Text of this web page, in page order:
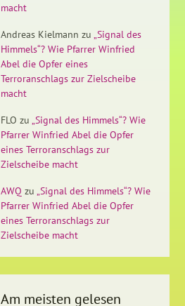
macht
Andreas Kielmann zu „Signal des
Himmels“? Wie Pfarrer Winfried
Abel die Opfer eines
Terroranschlags zur Zielscheibe
macht
FLO zu „Signal des Himmels“? Wie
Pfarrer Winfried Abel die Opfer
eines Terroranschlags zur
Zielscheibe macht
AWQ zu „Signal des Himmels“? Wie
Pfarrer Winfried Abel die Opfer
eines Terroranschlags zur
Zielscheibe macht
Am meisten gelesen